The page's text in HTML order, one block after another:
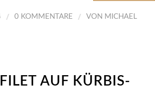
/ 0 KOMMENTARE / VON MICHAEL
AUF KÜRBIS-